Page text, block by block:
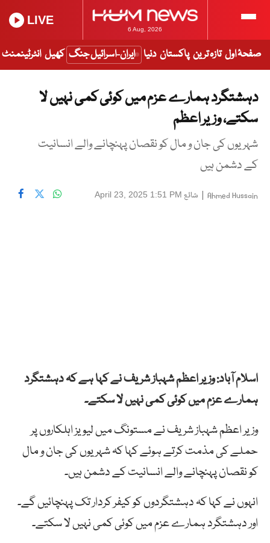
6 Aug, 2026
LIVE
صفحۂ اول تازہ ترین پاکستان دنیا ایران-اسرائیل جنگ کھیل انٹرٹینمنٹ
دہشتگرد ہمارے عزم میں کوئی کمی نہیں لا
سکتے، وزیر اعظم
شہریوں کی جان و مال کو نقصان پہنچانے والے انسانیت
کے دشمن ہیں
Ahmed Hussain
| شائع April 23, 2025 1:51 PM
اسلام آباد: وزیر اعظم شہباز شریف نے کہا ہے کہ دہشتگرد
ہمارے عزم میں کوئی کمی نہیں لا سکتے۔
وزیر اعظم شہباز شریف نے مستونگ میں لیویز اہلکاروں پر
حملے کی مذمت کرتے ہوئے کہا کہ شہریوں کی جان و مال
کو نقصان پہنچانے والے انسانیت کے دشمن ہیں۔
انہوں نے کہا کہ دہشتگردوں کو کیفر کردار تک پہنچائیں گے۔
اور دہشتگرد ہمارے عزم میں کوئی کمی نہیں لا سکتے۔